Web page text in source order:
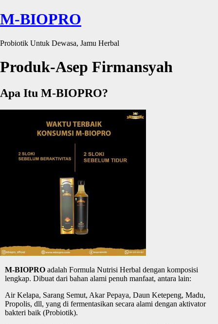
M-BIOPRO
Probiotik Untuk Dewasa, Jamu Herbal
Produk-Asep Firmansyah
Apa Itu M-BIOPRO?
M-BIOPRO adalah Formula Nutrisi Herbal dengan komposisi
lengkap. Dibuat dari bahan alami penuh manfaat, antara lain:
Air Kelapa, Sarang Semut, Akar Pepaya, Daun Ketepeng, Madu,
Propolis, dll, yang di fermentasikan secara alami dengan aktivator
bakteri baik (Probiotik).